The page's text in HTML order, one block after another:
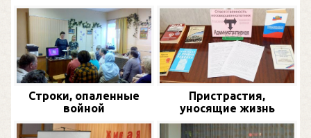
Строки, опаленные
войной
Пристрастия,
уносящие жизнь